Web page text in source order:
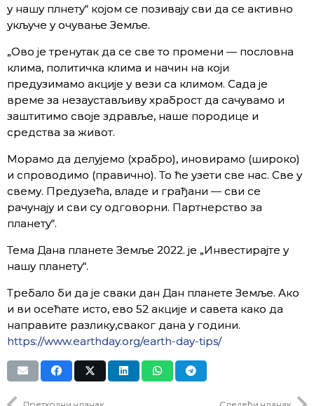
у нашу плнету“ којом се позивају сви да се активно
укључе у очување Земље.
„Ово је тренутак да се све то промени — пословна
клима, политичка клима и начин на који
предузимамо акције у вези са климом. Сада је
време за незаустављиву храброст да сачувамо и
заштитимо своје здравље, наше породице и
средства за живот.
Морамо да делујемо (храбро), иновирамо (широко)
и спроводимо (правично). То ће узети све нас. Све у
свему. Предузећа, владе и грађани — сви сe
рачунају и сви су одговорни. Партнерство за
планету“.
Тема Дана планете Земље 2022. је „Инвестирајте у
нашу планету“.
Требало би да је сваки дан Дан планете Земље. Ако
и ви осећате исто, ево 52 акције и савета како да
направите разлику,сваког дана у години.
https://www.earthday.org/earth-day-tips/